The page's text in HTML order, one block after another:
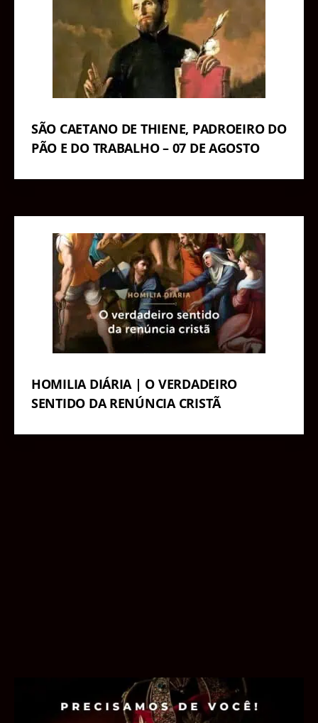
SÃO CAETANO DE THIENE, PADROEIRO DO
PÃO E DO TRABALHO – 07 DE AGOSTO
HOMILIA DIÁRIA | O VERDADEIRO
SENTIDO DA RENÚNCIA CRISTÃ